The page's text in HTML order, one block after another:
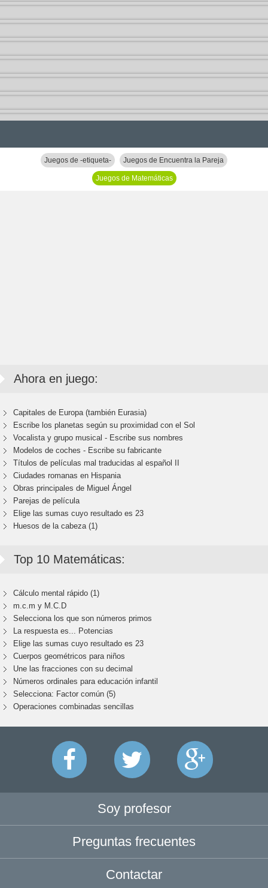
Juegos de -etiqueta- Juegos de Encuentra la Pareja
Juegos de Matemáticas
Ahora en juego:
Capitales de Europa (también Eurasia)
Escribe los planetas según su proximidad con el Sol
Vocalista y grupo musical - Escribe sus nombres
Modelos de coches - Escribe su fabricante
Títulos de películas mal traducidas al español II
Ciudades romanas en Hispania
Obras principales de Miguel Ángel
Parejas de película
Elige las sumas cuyo resultado es 23
Huesos de la cabeza (1)
Top 10 Matemáticas:
Cálculo mental rápido (1)
m.c.m y M.C.D
Selecciona los que son números primos
La respuesta es... Potencias
Elige las sumas cuyo resultado es 23
Cuerpos geométricos para niños
Une las fracciones con su decimal
Números ordinales para educación infantil
Selecciona: Factor común (5)
Operaciones combinadas sencillas
Soy profesor
Preguntas frecuentes
Contactar